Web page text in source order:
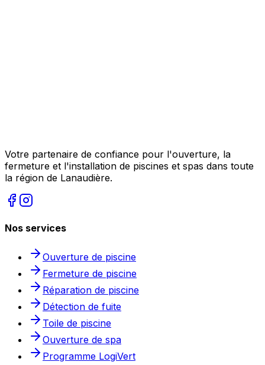
Votre partenaire de confiance pour l'ouverture, la
fermeture et l'installation de piscines et spas dans toute
la région de Lanaudière.
Nos services
Ouverture de piscine
Fermeture de piscine
Réparation de piscine
Détection de fuite
Toile de piscine
Ouverture de spa
Programme LogiVert